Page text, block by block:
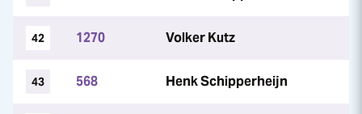
42 1270 Volker Kutz
43 568 Henk Schipperheijn